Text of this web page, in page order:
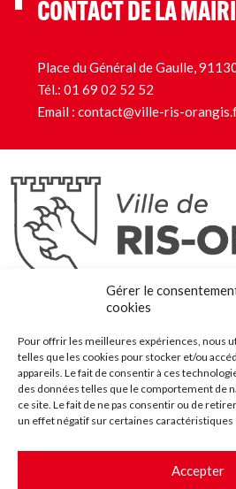
Gérer le
cookies
Pour offrir les meilleures expériences, nous
telles que les cookies pour stocker et/ou
appareils. Le fait de consentir à ces
des données telles que le comportement de
ce site. Le fait de ne pas consentir ou de
un effet négatif sur certaines caractéristiques
Accepter
CONTACT DE LA
Place du Général de Gaulle,
Tél.: 01 69 02 52 52
Email : contact@ville-ris-
Ris-Orangis
@2022 — Tous droits
Plan du site
Contact
Accessibilité
Crédits
Les marchés
Suggestions &